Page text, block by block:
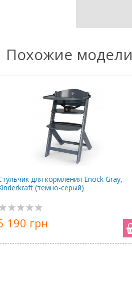
что вам нужно
Он
так и в
Похожие модели
для кормления Enock Gray,
(темно-серый)
190 грн